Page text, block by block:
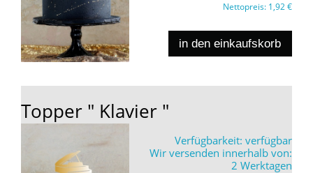
Nettopreis: 1,92 €
in den einkaufskorb
Topper " Klavier "
Verfügbarkeit: verfügbar
Wir versenden innerhalb von:
2 Werktagen